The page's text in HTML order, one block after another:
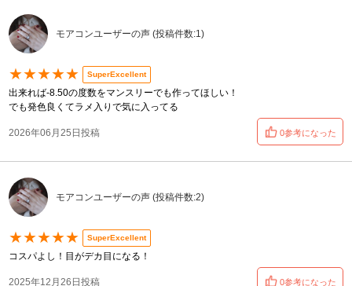
モアコンユーザーの声 (投稿件数:1)
★★★★★ SuperExcellent
出来れば-8.50の度数をマンスリーでも作ってほしい！
でも発色良くてラメ入りで気に入ってる
2026年06月25日投稿 0参考になった
モアコンユーザーの声 (投稿件数:2)
★★★★★ SuperExcellent
コスパよし！目がデカ目になる！
2025年12月26日投稿 0参考になった